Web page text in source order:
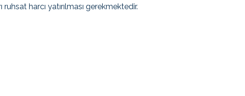
harcı yatırılması gerekmektedir.